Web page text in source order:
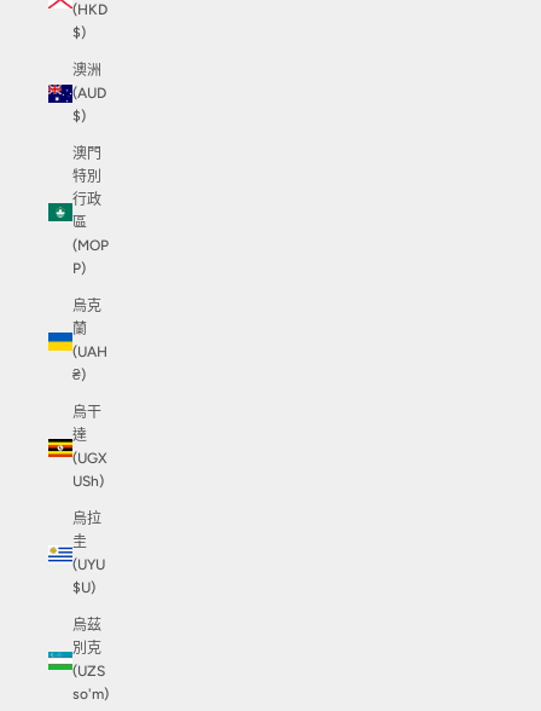
(HKD
$)
澳洲
(AUD
$)
澳門
特別
行政
區
(MOP
P)
烏克
蘭
(UAH
₴)
烏干
達
(UGX
USh)
烏拉
圭
(UYU
$U)
烏茲
別克
(UZS
so'm)